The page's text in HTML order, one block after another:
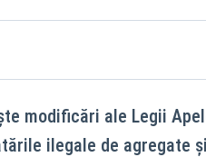
modificări ale Legii
ilegale de agregate